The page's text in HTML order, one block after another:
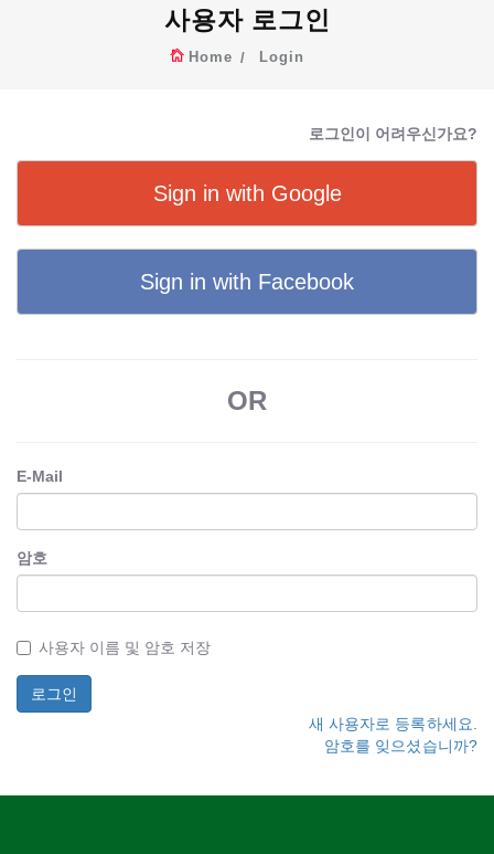
사용자 로그인
Home Login
로그인이 어려우신가요?
Sign in with Google
Sign in with Facebook
OR
E-Mail
암호
사용자 이름 및 암호 저장
새 사용자로 등록하세요.
암호를 잊으셨습니까?